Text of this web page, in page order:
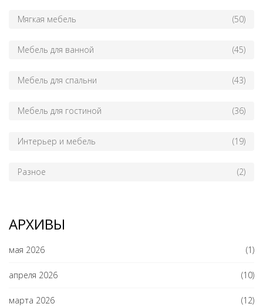
Мягкая мебель (50)
Мебель для ванной (45)
Мебель для спальни (43)
Мебель для гостиной (36)
Интерьер и мебель (19)
Разное (2)
АРХИВЫ
мая 2026 (1)
апреля 2026 (10)
марта 2026 (12)